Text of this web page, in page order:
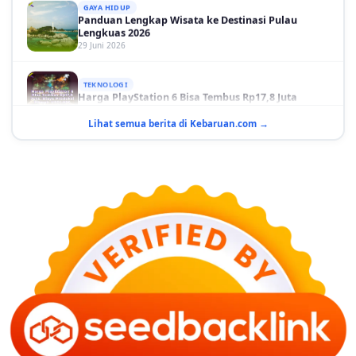
Panduan Lengkap Wisata ke Destinasi Pulau
Lengkuas 2026
29 Juni 2026
Harga PlayStation 6 Bisa Tembus Rp17,8 Juta
29 Juni 2026
KESEHATAN
Bahaya Memakai Softlens untuk Mata yang Jarang
Diketahui
29 Juni 2026
NASIONAL
PLN Kalimantan Lakukan Manajemen Beban
29 Juni 2026
Lihat semua berita di Kebaruan.com →